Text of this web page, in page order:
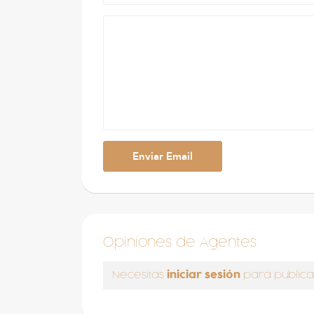
Opiniones de Agentes
Necesitas iniciar sesión para